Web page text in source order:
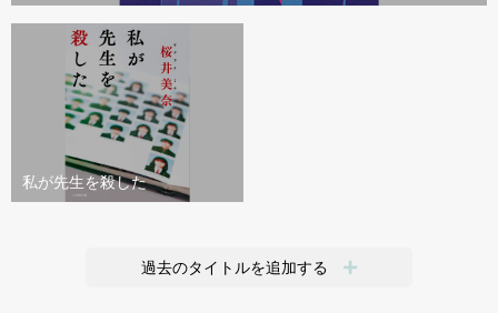
私が先生を殺した
過去のタイトルを追加する